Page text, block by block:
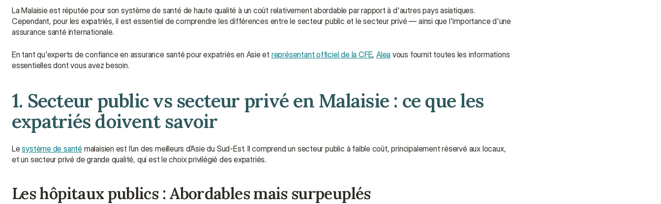
La Malaisie est réputée pour son système de santé de haute qualité à un coût relativement abordable par rapport à d'autres pays asiatiques.
Cependant, pour les expatriés, il est essentiel de comprendre les différences entre le secteur public et le secteur privé — ainsi que l'importance d'une
assurance santé internationale.
En tant qu'experts de confiance en assurance santé pour expatriés en Asie et représentant officiel de la CFE, Alea vous fournit toutes les informations
essentielles dont vous avez besoin.
1. Secteur public vs secteur privé en Malaisie : ce que les
expatriés doivent savoir
Le système de santé malaisien est l’un des meilleurs d’Asie du Sud-Est. Il comprend un secteur public à faible coût, principalement réservé aux locaux,
et un secteur privé de grande qualité, qui est le choix privilégié des expatriés.
Les hôpitaux publics : Abordables mais surpeuplés